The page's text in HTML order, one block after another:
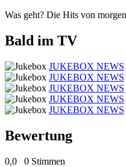
Was geht? Die Hits von
Bald im TV
JUKEBOX NEWS
JUKEBOX NEWS
JUKEBOX NEWS
JUKEBOX NEWS
JUKEBOX NEWS
Bewertung
0,0 0 Stimmen